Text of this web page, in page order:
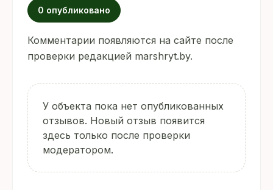
0 опубликовано
Комментарии появляются на сайте после
проверки редакцией marshryt.by.
У объекта пока нет опубликованных
отзывов. Новый отзыв появится
здесь только после проверки
модератором.